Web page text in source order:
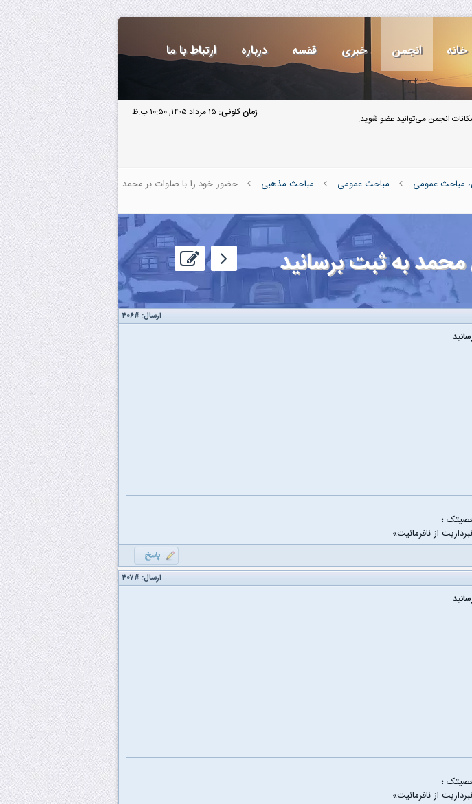
خانه انجمن خبری قفسه درباره ارتباط با ما
زمان کنونی: ۱۵ مرداد ۱۴۰۵, ۱۰:۵۰ ب.ظ
انجمن می‌توانید عضو شوید.
مباحث عمومی مباحث عمومی مباحث مذهبی
حضور خود را با صلوات بر محمد
به ثبت برسانید
ارسال: #۴۰۶
؛
از نافرمانیت»
ارسال: #۴۰۷
؛
از نافرمانیت»